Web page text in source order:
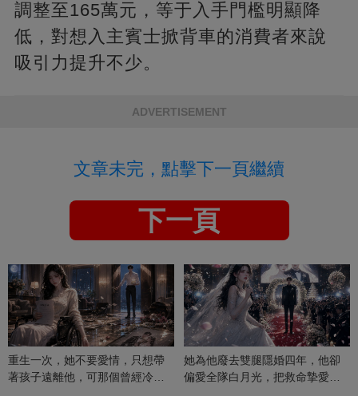
調整至165萬元，等于入手門檻明顯降
低，對想入主賓士掀背車的消費者來說
吸引力提升不少。
ADVERTISEMENT
文章未完，點擊下一頁繼續
下一頁
重生一次，她不要愛情，只想帶
著孩子遠離他，可那個曾經冷漠
她為他廢去雙腿隱婚四年，他卻
偏愛全隊白月光，把救命摯愛當